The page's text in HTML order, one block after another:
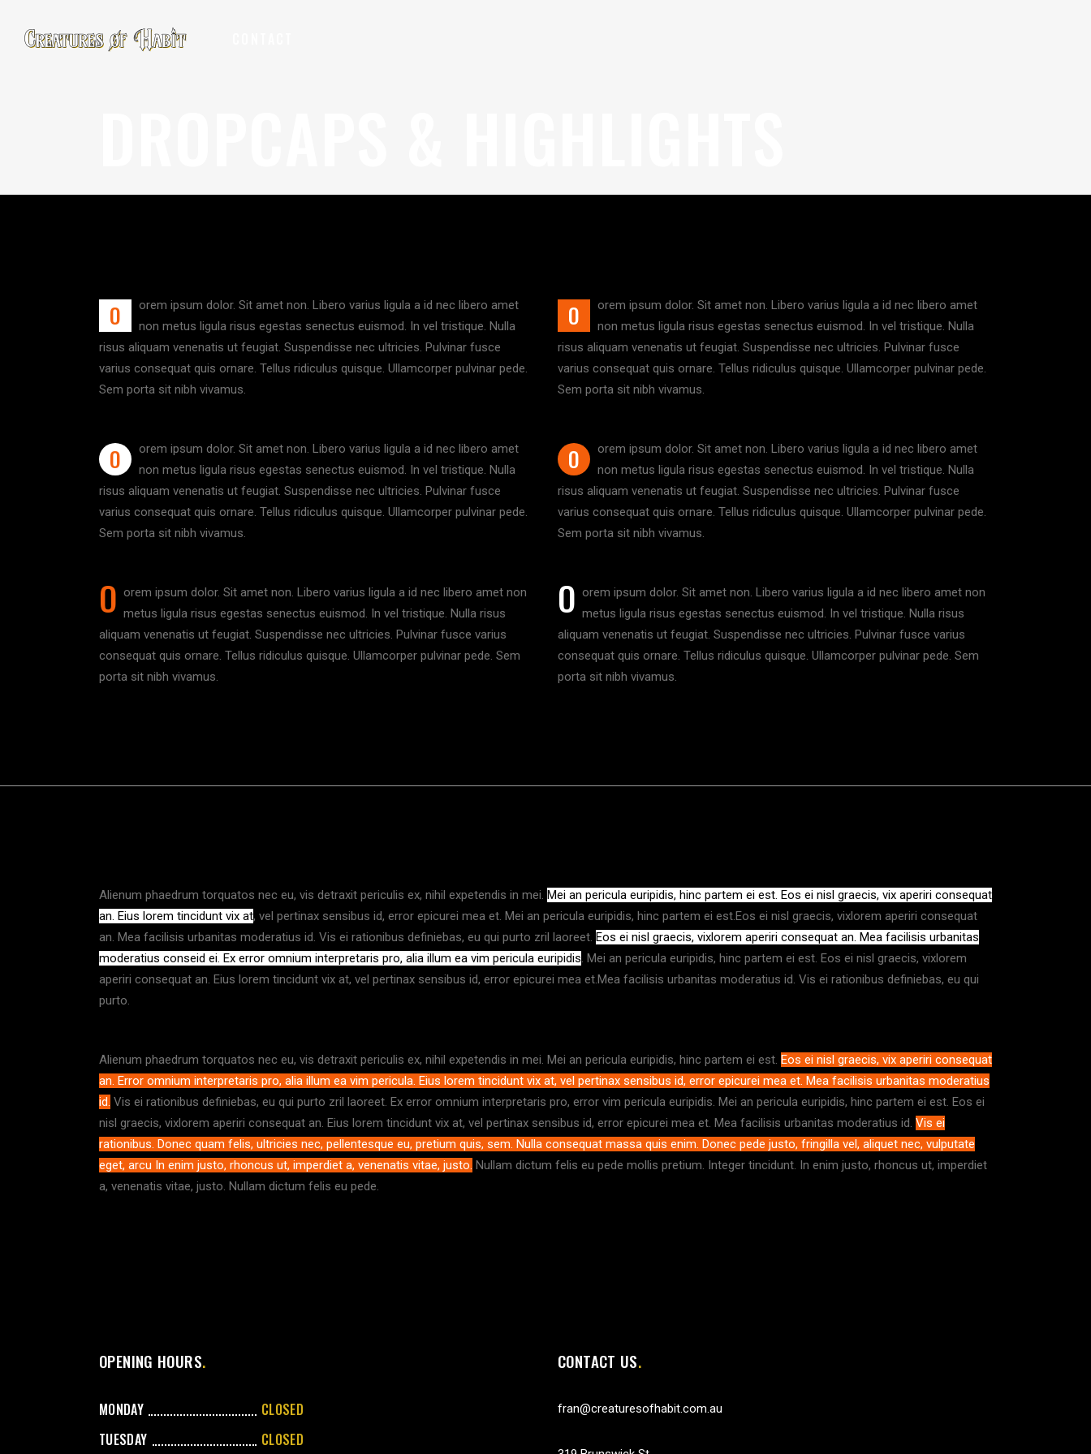
O
orem ipsum dolor. Sit amet non. Libero varius ligula a id nec libero amet
non metus ligula risus egestas senectus euismod. In vel tristique. Nulla
risus aliquam venenatis ut feugiat. Suspendisse nec ultricies. Pulvinar fusce
varius consequat quis ornare. Tellus ridiculus quisque. Ullamcorper pulvinar pede.
Sem porta sit nibh vivamus.
O
orem ipsum dolor. Sit amet non. Libero varius ligula a id nec libero amet
non metus ligula risus egestas senectus euismod. In vel tristique. Nulla
risus aliquam venenatis ut feugiat. Suspendisse nec ultricies. Pulvinar fusce
varius consequat quis ornare. Tellus ridiculus quisque. Ullamcorper pulvinar pede.
Sem porta sit nibh vivamus.
O
orem ipsum dolor. Sit amet non. Libero varius ligula a id nec libero amet
non metus ligula risus egestas senectus euismod. In vel tristique. Nulla
risus aliquam venenatis ut feugiat. Suspendisse nec ultricies. Pulvinar fusce
varius consequat quis ornare. Tellus ridiculus quisque. Ullamcorper pulvinar pede.
Sem porta sit nibh vivamus.
O
orem ipsum dolor. Sit amet non. Libero varius ligula a id nec libero amet
non metus ligula risus egestas senectus euismod. In vel tristique. Nulla
risus aliquam venenatis ut feugiat. Suspendisse nec ultricies. Pulvinar fusce
varius consequat quis ornare. Tellus ridiculus quisque. Ullamcorper pulvinar pede.
Sem porta sit nibh vivamus.
O orem ipsum dolor. Sit amet non. Libero varius ligula a id nec libero amet non
metus ligula risus egestas senectus euismod. In vel tristique. Nulla risus
aliquam venenatis ut feugiat. Suspendisse nec ultricies. Pulvinar fusce varius
consequat quis ornare. Tellus ridiculus quisque. Ullamcorper pulvinar pede. Sem
porta sit nibh vivamus.
O orem ipsum dolor. Sit amet non. Libero varius ligula a id nec libero amet non
metus ligula risus egestas senectus euismod. In vel tristique. Nulla risus
aliquam venenatis ut feugiat. Suspendisse nec ultricies. Pulvinar fusce varius
consequat quis ornare. Tellus ridiculus quisque. Ullamcorper pulvinar pede. Sem
porta sit nibh vivamus.
Alienum phaedrum torquatos nec eu, vis detraxit periculis ex, nihil expetendis in mei. Mei an pericula euripidis, hinc partem ei est. Eos ei nisl graecis, vix aperiri consequat
an. Eius lorem tincidunt vix at, vel pertinax sensibus id, error epicurei mea et. Mei an pericula euripidis, hinc partem ei est.Eos ei nisl graecis, vixlorem aperiri consequat
an. Mea facilisis urbanitas moderatius id. Vis ei rationibus definiebas, eu qui purto zril laoreet. Eos ei nisl graecis, vixlorem aperiri consequat an. Mea facilisis urbanitas
moderatius conseid ei. Ex error omnium interpretaris pro, alia illum ea vim pericula euripidis. Mei an pericula euripidis, hinc partem ei est. Eos ei nisl graecis, vixlorem
aperiri consequat an. Eius lorem tincidunt vix at, vel pertinax sensibus id, error epicurei mea et.Mea facilisis urbanitas moderatius id. Vis ei rationibus definiebas, eu qui
purto.
Alienum phaedrum torquatos nec eu, vis detraxit periculis ex, nihil expetendis in mei. Mei an pericula euripidis, hinc partem ei est. Eos ei nisl graecis, vix aperiri consequat
an. Error omnium interpretaris pro, alia illum ea vim pericula. Eius lorem tincidunt vix at, vel pertinax sensibus id, error epicurei mea et. Mea facilisis urbanitas moderatius
id. Vis ei rationibus definiebas, eu qui purto zril laoreet. Ex error omnium interpretaris pro, error vim pericula euripidis. Mei an pericula euripidis, hinc partem ei est. Eos ei
nisl graecis, vixlorem aperiri consequat an. Eius lorem tincidunt vix at, vel pertinax sensibus id, error epicurei mea et. Mea facilisis urbanitas moderatius id. Vis ei
rationibus. Donec quam felis, ultricies nec, pellentesque eu, pretium quis, sem. Nulla consequat massa quis enim. Donec pede justo, fringilla vel, aliquet nec, vulputate
eget, arcu In enim justo, rhoncus ut, imperdiet a, venenatis vitae, justo. Nullam dictum felis eu pede mollis pretium. Integer tincidunt. In enim justo, rhoncus ut, imperdiet
a, venenatis vitae, justo. Nullam dictum felis eu pede.
OPENING HOURS
MONDAY
CLOSED
TUESDAY
CLOSED
CONTACT US
fran@creaturesofhabit.com.au